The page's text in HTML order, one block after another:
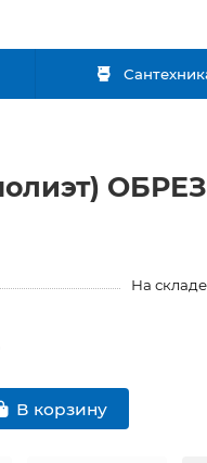
На складе
В корзину